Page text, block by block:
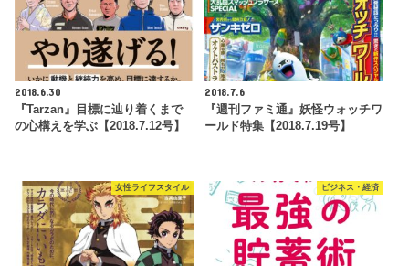
2018.6.30
『Tarzan』目標に辿り着くまで
の心構えを学ぶ【2018.7.12号】
2018.7.6
『週刊ファミ通』妖怪ウォッチワ
ールド特集【2018.7.19号】
女性ライフスタイル ビジネス・経済